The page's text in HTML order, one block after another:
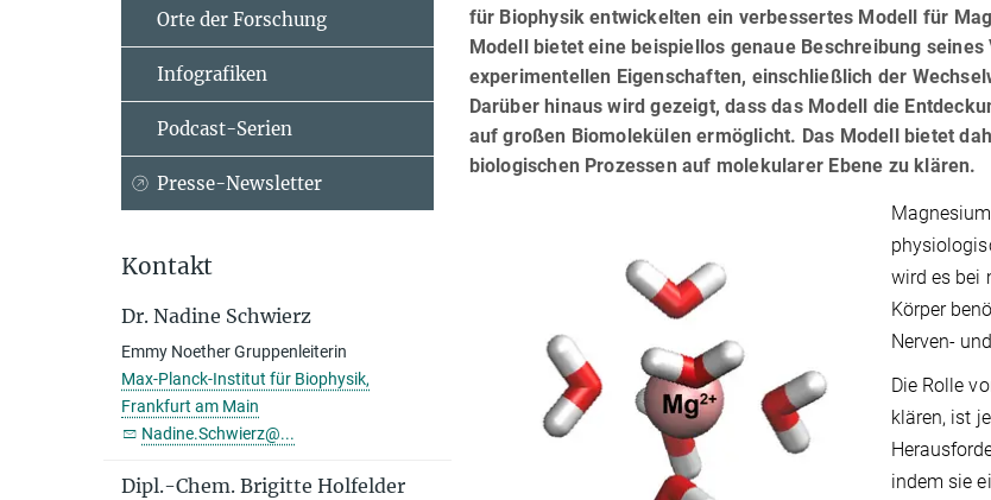
für Biophysik entwickelten ein verbessertes Modell für
Modell bietet eine beispiellos genaue Beschreibung
experimentellen Eigenschaften, einschließlich der
Darüber hinaus wird gezeigt, dass das Modell die
auf großen Biomolekülen ermöglicht. Das Modell bietet
biologischen Prozessen auf molekularer Ebene zu klären.
wird es bei
Körper
Nerven-
Die Rolle
klären, ist
indem sie
Orte der Forschung
Infografiken
Podcast-Serien
Presse-Newsletter
Kontakt
Dr. Nadine Schwierz
Emmy Noether Gruppenleiterin
Max-Planck-Institut für Biophysik,
Frankfurt am Main
Nadine.Schwierz@...
Dipl.-Chem. Brigitte Holfelder